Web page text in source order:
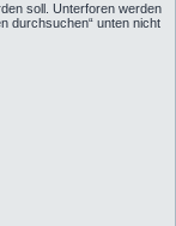
soll. Unterforen werden
durchsuchen“ unten nicht